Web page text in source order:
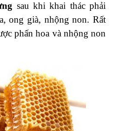
sau khi khai thác phải
ong già, nhộng non. Rất
phấn hoa và nhộng non